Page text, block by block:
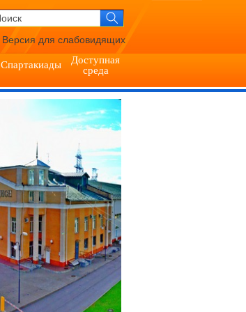
Версия для слабовидящих
Спартакиады
Доступная
среда